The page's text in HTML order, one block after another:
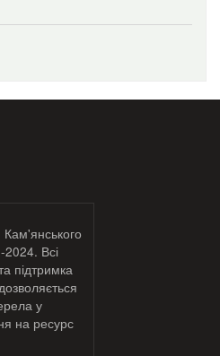
2024. Всі
підтримка
у
на ресурс